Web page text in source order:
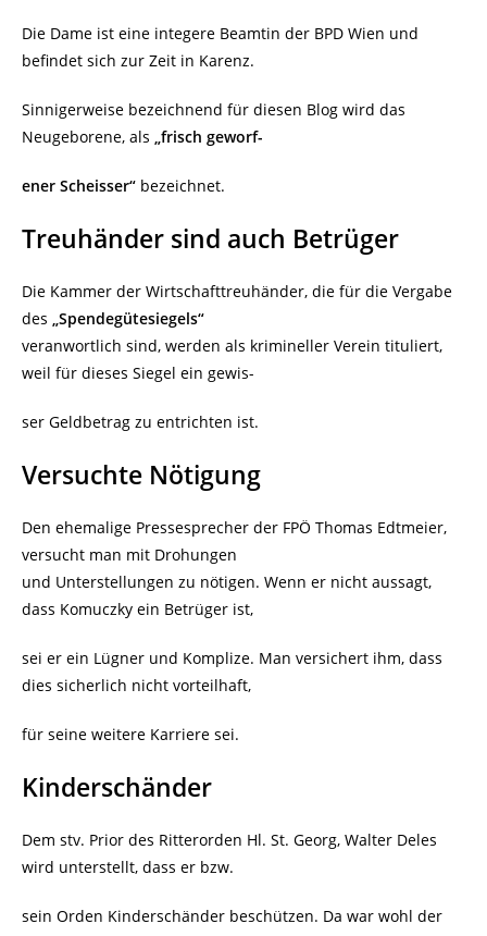
Die Dame ist eine integere Beamtin der BPD Wien und
befindet sich zur Zeit in Karenz.
Sinnigerweise bezeichnend für diesen Blog wird das
Neugeborene, als „frisch geworf-
ener Scheisser“ bezeichnet.
Treuhänder sind auch Betrüger
Die Kammer der Wirtschafttreuhänder, die für die Vergabe
des „Spendegütesiegels“
veranwortlich sind, werden als krimineller Verein tituliert,
weil für dieses Siegel ein gewis-
ser Geldbetrag zu entrichten ist.
Versuchte Nötigung
Den ehemalige Pressesprecher der FPÖ Thomas Edtmeier,
versucht man mit Drohungen
und Unterstellungen zu nötigen. Wenn er nicht aussagt,
dass Komuczky ein Betrüger ist,
sei er ein Lügner und Komplize. Man versichert ihm, dass
dies sicherlich nicht vorteilhaft,
für seine weitere Karriere sei.
Kinderschänder
Dem stv. Prior des Ritterorden Hl. St. Georg, Walter Deles
wird unterstellt, dass er bzw.
sein Orden Kinderschänder beschützen. Da war wohl der